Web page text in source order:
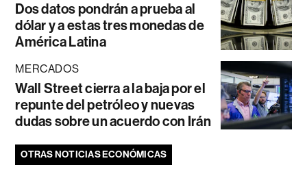
Dos datos pondrán a prueba al
dólar y a estas tres monedas de
América Latina
MERCADOS
Wall Street cierra a la baja por el
repunte del petróleo y nuevas
dudas sobre un acuerdo con Irán
OTRAS NOTICIAS ECONÓMICAS